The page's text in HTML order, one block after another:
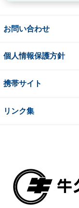
お問い合わせ
個人情報保護方針
携帯サイト
リンク集